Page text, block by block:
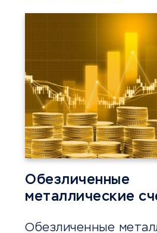
Обезличенные
металлические
Обезличенные